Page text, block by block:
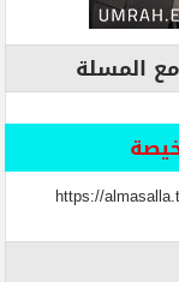
المسلة
https://